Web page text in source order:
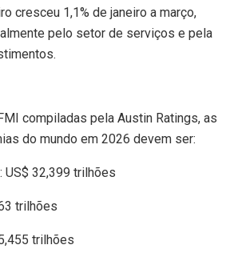
cresceu 1,1% de janeiro a março,
pelo setor de serviços e pela
compiladas pela Austin Ratings, as
do mundo em 2026 devem ser:
US$ 32,399 trilhões
trilhões
trilhões